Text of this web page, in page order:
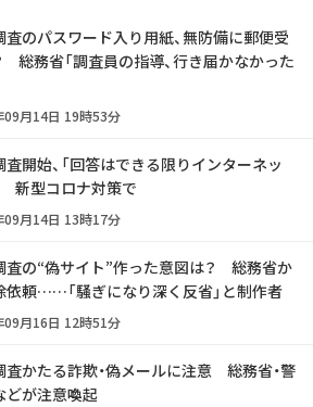
査のパスワード入り用紙、無防備に郵便受
総務省「調査員の指導、行き届かなかった
09月14日 19時53分
査開始、「回答はできる限りインターネッ
新型コロナ対策で
09月14日 13時17分
査の“偽サイト”作った意図は？ 総務省か
依頼……「騒ぎになり深く反省」と制作者
09月16日 12時51分
査かたる詐欺・偽メールに注意 総務省・警
どが注意喚起